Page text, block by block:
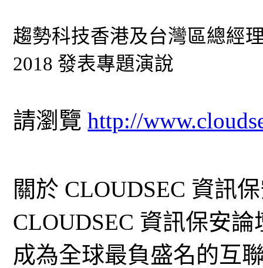
趨勢科技香港及台灣區總經
2018 發表專題演說
請瀏覽http://
關於 CLOUDSEC 資訊
CLOUDSEC 資訊保安
成為全球最負盛名的互